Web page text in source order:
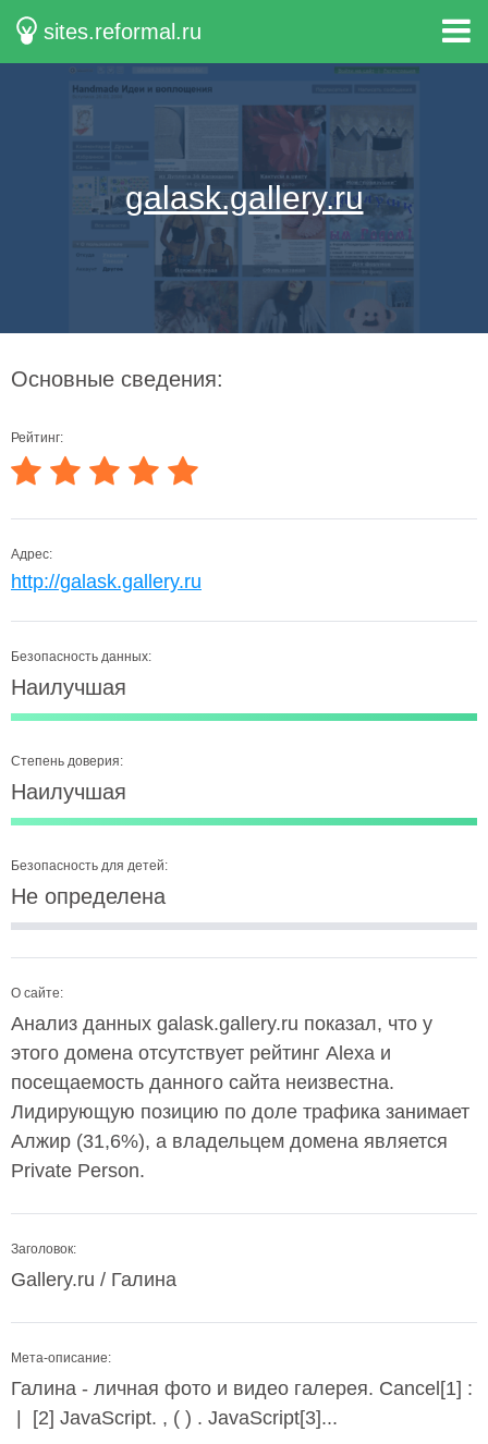
sites.reformal.ru
galask.gallery.ru
Основные сведения:
Рейтинг:
Адрес:
http://galask.gallery.ru
Безопасность данных:
Наилучшая
Степень доверия:
Наилучшая
Безопасность для детей:
Не определена
О сайте:
Анализ данных galask.gallery.ru показал, что у
этого домена отсутствует рейтинг Alexa и
посещаемость данного сайта неизвестна.
Лидирующую позицию по доле трафика занимает
Алжир (31,6%), а владельцем домена является
Private Person.
Заголовок:
Gallery.ru / Галина
Мета-описание:
Галина - личная фото и видео галерея. Cancel[1] :
| [2] JavaScript. , ( ) . JavaScript[3]...